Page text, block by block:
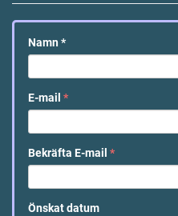
Namn *
E-mail *
Bekräfta E-mail *
Önskat datum